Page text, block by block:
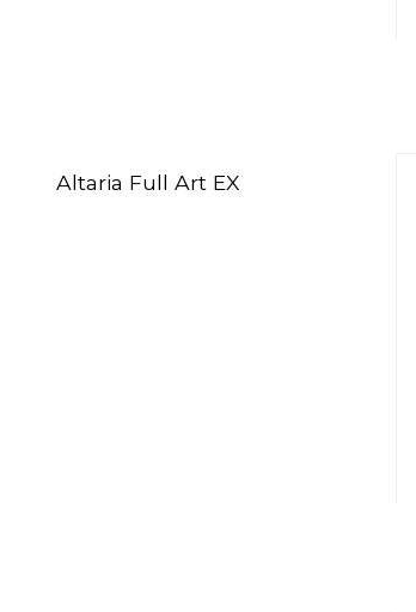
Altaria Full Art EX